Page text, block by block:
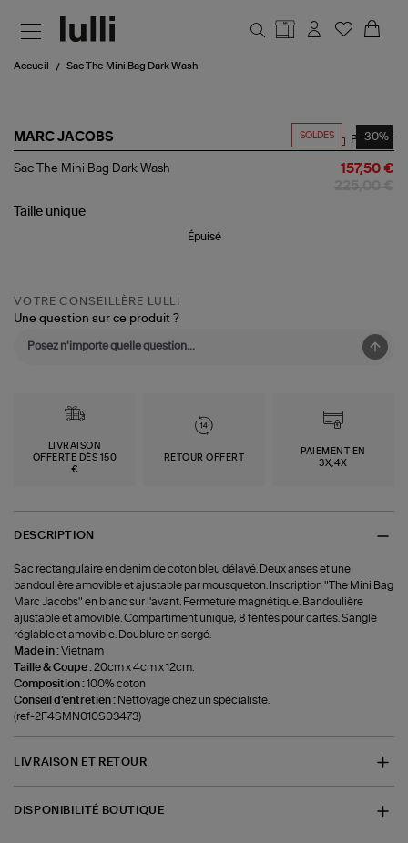
Accueil Sac The Mini Bag Dark Wash
SOLDES -30%
MARC JACOBS
Sac
Bag
Partager
Sac The Mini Bag Dark Wash 157,50 €
Taille unique
Épuisé
VOTRE CONSEILLÈRE LULLI
Une question sur ce produit ?
LIVRAISON
OFFERTE DÈS 150
€
RETOUR OFFERT
PAIEMENT EN
3X,4X
DESCRIPTION
Sac rectangulaire en denim de coton bleu délavé. Deux anses et une
bandoulière amovible et ajustable par mousqueton. Inscription "The Mini Bag
Marc Jacobs" en blanc sur l'avant. Fermeture magnétique. Bandoulière
ajustable et amovible. Compartiment unique, 8 fentes pour cartes. Sangle
réglable et amovible. Doublure en sergé.
Made in :Vietnam
Taille & Coupe :20cm x 4cm x 12cm.
Composition :100% coton
Conseil d'entretien : Nettoyage chez un spécialiste.
(ref-2F4SMN010S03473)
LIVRAISON ET RETOUR
DISPONIBILITÉ BOUTIQUE